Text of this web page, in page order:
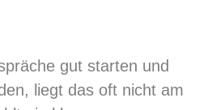
gut starten und
liegt das oft nicht am